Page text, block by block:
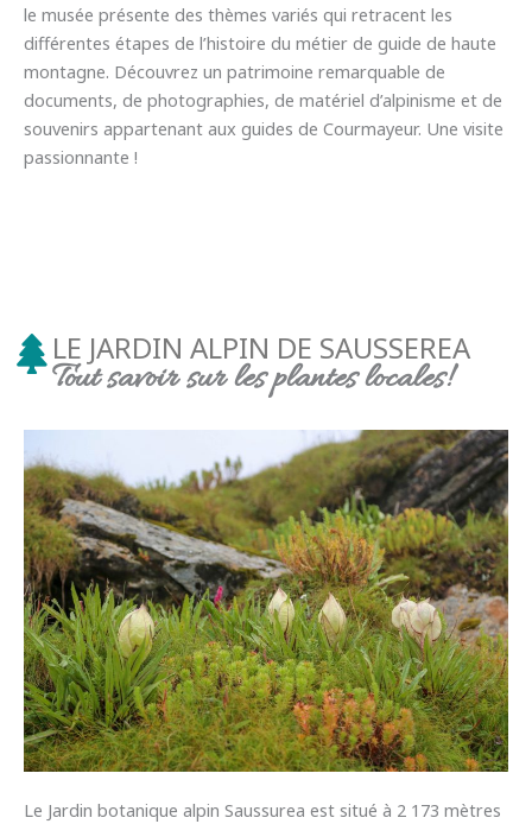
le musée présente des thèmes variés qui retracent les
différentes étapes de l’histoire du métier de guide de haute
montagne. Découvrez un patrimoine remarquable de
documents, de photographies, de matériel d’alpinisme et de
souvenirs appartenant aux guides de Courmayeur. Une visite
passionnante !
LE JARDIN ALPIN DE SAUSSEREA
Tout savoir sur les plantes locales!
Le Jardin botanique alpin Saussurea est situé à 2 173 mètres